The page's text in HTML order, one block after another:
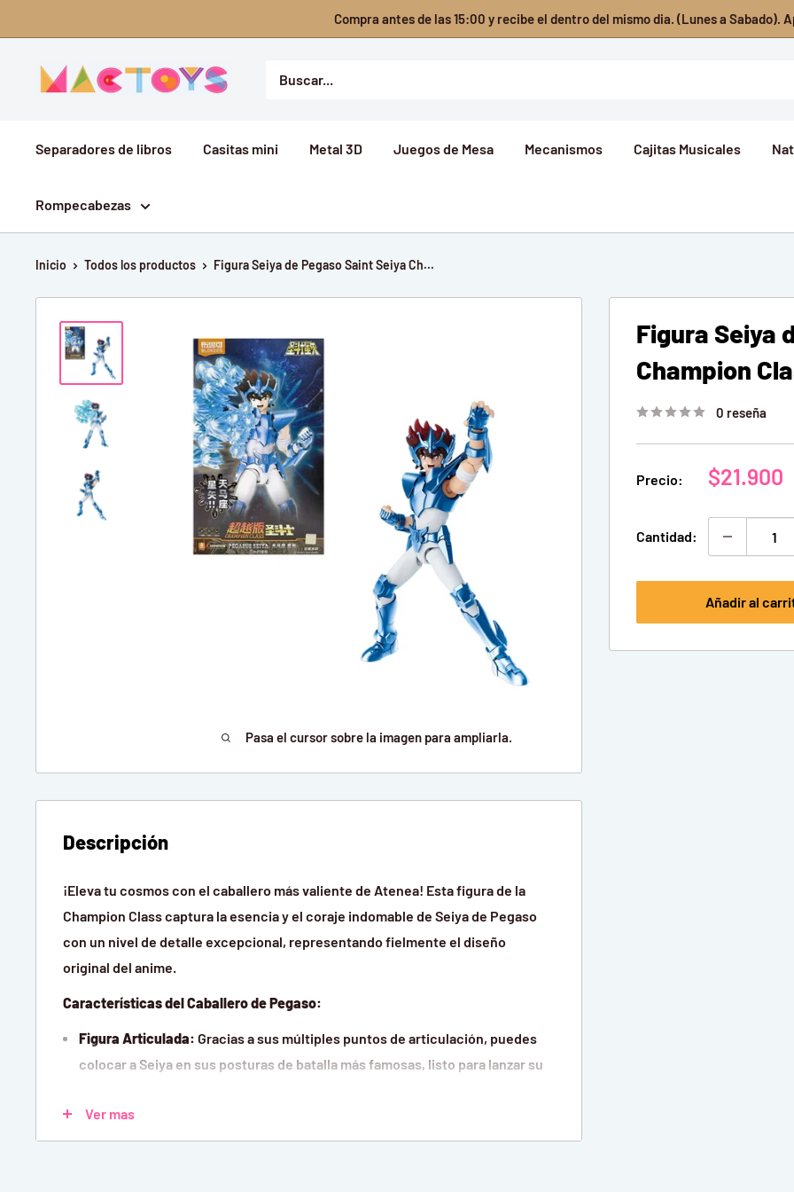
directamente
contenido
Compra antes de las 15:00 y recibe el dentro del mismo dia. (Lunes a Sabado).
Mactoys
Separadores de libros Casitas mini Metal 3D Juegos de Mesa Mecanismos Cajitas Musicales
Rompecabezas
Inicio Todos los productos Figura Seiya de Pegaso Saint Seiya Ch...
Pasa el cursor sobre la imagen para ampliarla.
Figura Seiya
Champion
0 reseña
Precio:
Precio
venta
$21.900
Cantidad:
Añadir al
Descripción
¡Eleva tu cosmos con el caballero más valiente de Atenea! Esta figura de la
Champion Class captura la esencia y el coraje indomable de Seiya de Pegaso
con un nivel de detalle excepcional, representando fielmente el diseño
original del anime.
Características del Caballero de Pegaso:
Figura Articulada: Gracias a sus múltiples puntos de articulación, puedes
colocar a Seiya en sus posturas de batalla más famosas, listo para lanzar su
Calidad Premium:
pintura precisa que resalta los colores vivos y el acabado metálico de su
Ver mas